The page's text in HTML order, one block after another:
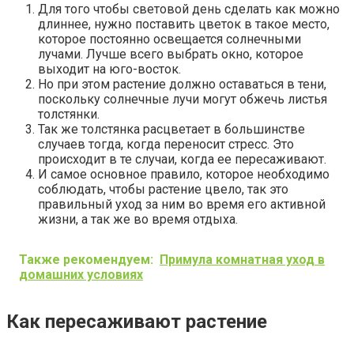
Для того чтобы световой день сделать как можно
длиннее, нужно поставить цветок в такое место,
которое постоянно освещается солнечными
лучами. Лучше всего выбрать окно, которое
выходит на юго-восток.
Но при этом растение должно оставаться в тени,
поскольку солнечные лучи могут обжечь листья
толстянки.
Так же толстянка расцветает в большинстве
случаев тогда, когда переносит стресс. Это
происходит в те случаи, когда ее пересаживают.
И самое основное правило, которое необходимо
соблюдать, чтобы растение цвело, так это
правильный уход за ним во время его активной
жизни, а так же во время отдыха.
Также рекомендуем: Примула комнатная уход в
домашних условиях
Как пересаживают растение